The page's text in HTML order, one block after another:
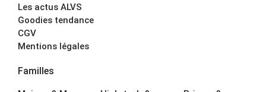
Les actus ALVS
Goodies tendance
CGV
Mentions légales
Familles